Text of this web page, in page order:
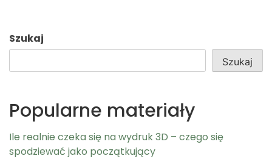
Szukaj
Szukaj
Popularne materiały
Ile realnie czeka się na wydruk 3D – czego się
spodziewać jako początkujący